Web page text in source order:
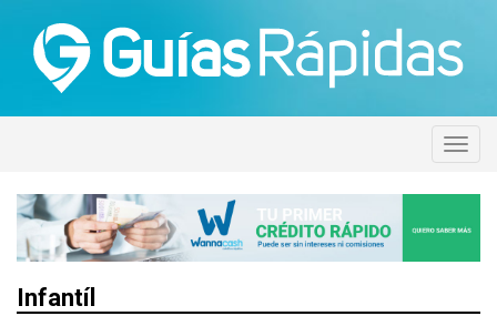
Infantíl